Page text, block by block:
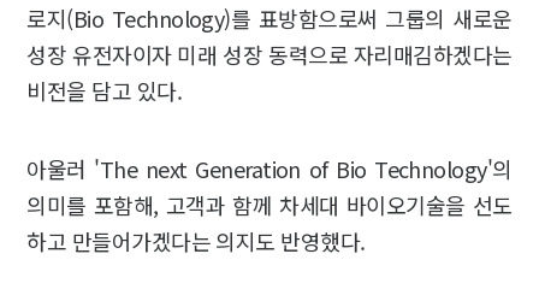
로지(Bio Technology)를 표방함으로써 그룹의 새로운
성장 유전자이자 미래 성장 동력으로 자리매김하겠다는
비전을 담고 있다.
아울러 'The next Generation of Bio Technology'의
의미를 포함해, 고객과 함께 차세대 바이오기술을 선도
하고 만들어가겠다는 의지도 반영했다.